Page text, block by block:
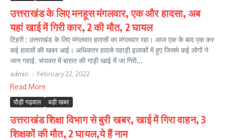
उत्तराखंड के लिए मनहूस मंगलवार, एक और हादसा, अब
यहां खाई में गिरी कार, 2 की मौत, 2 घायल
टिहरी : उत्तराखंड के लिए मंगलवार हादसों का मंगलवार रहा। आज एक के बाद एक कर
कई हादसों की खबर आई। अधिकतर हादसे पहाड़ी इलाकों में हुए जिसमे कई लोगों ने
जान गवाई. चंपावत में बारात की गाड़ी खाई में जा गिरी...
admin February 22, 2022
Read More
पौड़ी गढ़वाल बड़ी खबर
उत्तराखंड शिक्षा विभाग से बुरी खबर, खाई में गिरा वाहन, 3
शिक्षकों की मौत, 2 घायल,ये हैं नाम